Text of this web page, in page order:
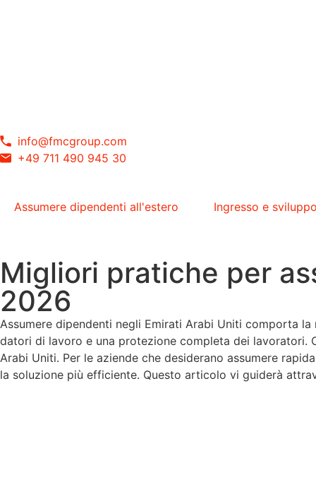
info@fmcgroup.com
+49 711 490 945 30
Assumere dipendenti all'estero Ingresso e
Migliori pratiche per
2026
Assumere dipendenti negli Emirati Arabi Uniti comporta
datori di lavoro e una protezione completa dei lavoratori.
Arabi Uniti. Per le aziende che desiderano assumere
la soluzione più efficiente. Questo articolo vi guiderà